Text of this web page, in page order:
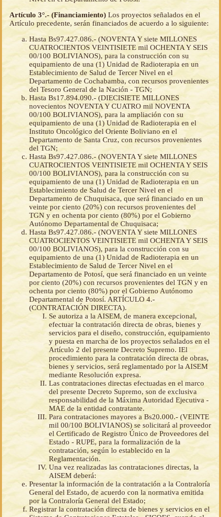
Artículo 3°.- (Financiamiento) Los proyectos señalados en el
Artículo precedente, serán financiados de acuerdo a lo siguiente:
Hasta Bs97.427.086.- (NOVENTA Y siete MILLONES
CUATROCIENTOS VEINTISIETE mil OCHENTA Y SEIS
00/100 BOLIVIANOS), para la construcción con su
equipamiento de una (1) Unidad de Radioterapia en un
Establecimiento de Salud de Tercer Nivel en el
Departamento de Cochabamba, con recursos provenientes
del Tesoro General de la Nación - TGN;
Hasta Bs17.894.090.- (DIECISIETE MILLONES
novecientos NOVENTA Y CUATRO mil NOVENTA
00/100 BOLIVIANOS), para la ampliación con su
equipamiento de una (1) Unidad de Radioterapia en el
Instituto Oncológico del Oriente Boliviano en el
Departamento de Santa Cruz, con recursos provenientes
del TGN;
Hasta Bs97.427.086.- (NOVENTA Y siete MILLONES
CUATROCIENTOS VEINTISIETE mil OCHENTA Y SEIS
00/100 BOLIVIANOS), para la construcción con su
equipamiento de una (1) Unidad de Radioterapia en un
Establecimiento de Salud de Tercer Nivel en el
Departamento de Chuquisaca, que será financiado en un
veinte por ciento (20%) con recursos provenientes del
TGN y en ochenta por ciento (80%) por el Gobierno
Autónomo Departamental de Chuquisaca;
Hasta Bs97.427.086.- (NOVENTA Y siete MILLONES
CUATROCIENTOS VEINTISIETE mil OCHENTA Y SEIS
00/100 BOLIVIANOS), para la construcción con su
equipamiento de una (1) Unidad de Radioterapia en un
Establecimiento de Salud de Tercer Nivel en el
Departamento de Potosí, que será financiado en un veinte
por ciento (20%) con recursos provenientes del TGN y en
ochenta por ciento (80%) por el Gobierno Autónomo
Departamental de Potosí. ARTÍCULO 4.-
(CONTRATACIÓN DIRECTA).
Se autoriza a la AISEM, de manera excepcional,
efectuar la contratación directa de obras, bienes y
servicios para el diseño, construcción, equipamiento
y puesta en marcha de los proyectos señalados en el
Artículo 2 del presente Decreto Supremo. IEl
procedimiento para la contratación directa de obras,
bienes y servicios, será reglamentado por la AISEM
mediante Resolución expresa.
Las contrataciones directas efectuadas en el marco
del presente Decreto Supremo, son de exclusiva
responsabilidad de la Máxima Autoridad Ejecutiva -
MAE de la entidad contratante.
Para contrataciones mayores a Bs20.000.- (VEINTE
mil 00/100 BOLIVIANOS) se solicitará al proveedor
el Certificado de Registro Único de Proveedores del
Estado - RUPE, para la formalización de la
contratación, según lo establecido en la
Reglamentación.
Una vez realizadas las contrataciones directas, la
AISEM deberá:
Presentar la información de la contratación a la Contraloría
General del Estado, de acuerdo con la normativa emitida
por la Contraloría General del Estado;
Registrar la contratación directa de bienes y servicios en el